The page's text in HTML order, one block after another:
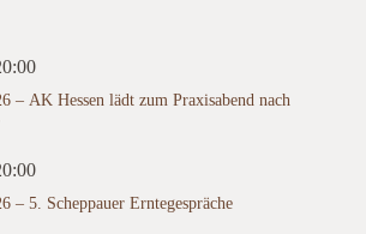
– AK Hessen lädt zum Praxisabend nach
– 5. Scheppauer Erntegespräche